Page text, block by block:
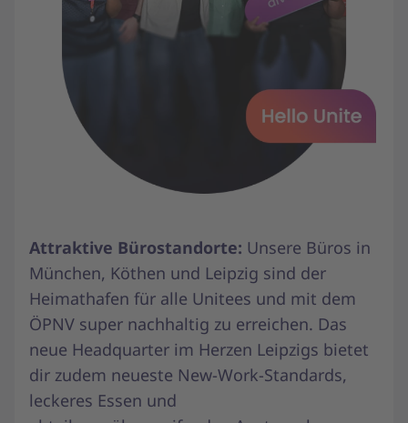
Attraktive Bürostandorte: Unsere Büros in
München, Köthen und Leipzig sind der
Heimathafen für alle Unitees und mit dem
ÖPNV super nachhaltig zu erreichen. Das
neue Headquarter im Herzen Leipzigs bietet
dir zudem neueste New-Work-Standards,
leckeres Essen und